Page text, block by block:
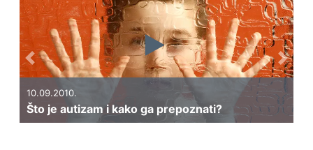
10.09.2010.
Što je autizam i kako ga prepoznati?
Previous Next